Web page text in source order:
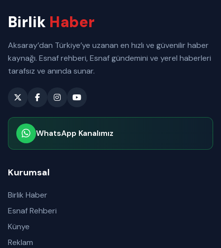
Birlik Haber
Aksaray’dan Türkiye’ye uzanan en hızlı ve güvenilir haber
kaynağı. Esnaf rehberi, Esnaf gündemini ve yerel haberleri
tarafsız ve anında sunar.
WhatsApp Kanalımız
Kurumsal
Birlik Haber
Esnaf Rehberi
Künye
Reklam